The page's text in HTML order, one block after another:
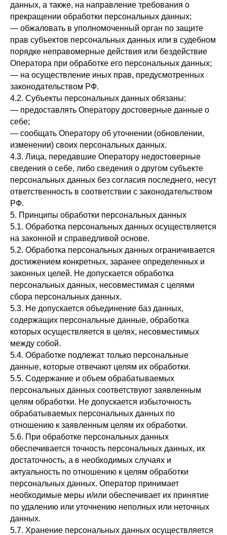
данных, а также, на направление требования о
прекращении обработки персональных данных;
— обжаловать в уполномоченный орган по защите
прав субъектов персональных данных или в судебном
порядке неправомерные действия или бездействие
Оператора при обработке его персональных данных;
— на осуществление иных прав, предусмотренных
законодательством РФ.
4.2. Субъекты персональных данных обязаны:
— предоставлять Оператору достоверные данные о
себе;
— сообщать Оператору об уточнении (обновлении,
изменении) своих персональных данных.
4.3. Лица, передавшие Оператору недостоверные
сведения о себе, либо сведения о другом субъекте
персональных данных без согласия последнего, несут
ответственность в соответствии с законодательством
РФ.
5. Принципы обработки персональных данных
5.1. Обработка персональных данных осуществляется
на законной и справедливой основе.
5.2. Обработка персональных данных ограничивается
достижением конкретных, заранее определенных и
законных целей. Не допускается обработка
персональных данных, несовместимая с целями
сбора персональных данных.
5.3. Не допускается объединение баз данных,
содержащих персональные данные, обработка
которых осуществляется в целях, несовместимых
между собой.
5.4. Обработке подлежат только персональные
данные, которые отвечают целям их обработки.
5.5. Содержание и объем обрабатываемых
персональных данных соответствуют заявленным
целям обработки. Не допускается избыточность
обрабатываемых персональных данных по
отношению к заявленным целям их обработки.
5.6. При обработке персональных данных
обеспечивается точность персональных данных, их
достаточность, а в необходимых случаях и
актуальность по отношению к целям обработки
персональных данных. Оператор принимает
необходимые меры и/или обеспечивает их принятие
по удалению или уточнению неполных или неточных
данных.
5.7. Хранение персональных данных осуществляется